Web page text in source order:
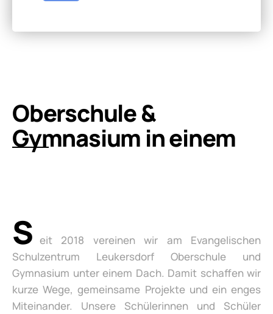
Oberschule &
Gymnasium in einem
S eit 2018 vereinen wir am Evangelischen
Schulzentrum Leukersdorf Oberschule und
Gymnasium unter einem Dach. Damit schaffen wir
kurze Wege, gemeinsame Projekte und ein enges
Miteinander. Unsere Schülerinnen und Schüler